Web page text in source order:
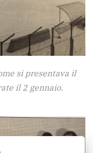
si presentava il
il 2 gennaio.